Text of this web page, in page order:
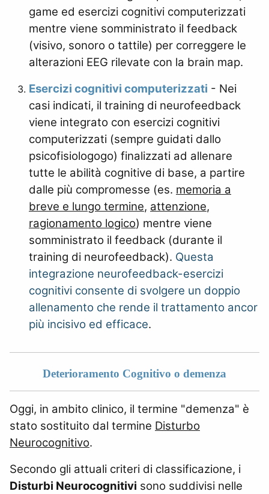
game ed esercizi cognitivi computerizzati
mentre viene somministrato il feedback
(visivo, sonoro o tattile) per correggere le
alterazioni EEG rilevate con la brain map.
Esercizi cognitivi computerizzati - Nei
casi indicati, il training di neurofeedback
viene integrato con esercizi cognitivi
computerizzati (sempre guidati dallo
psicofisiologogo) finalizzati ad allenare
tutte le abilità cognitive di base, a partire
dalle più compromesse (es. memoria a
breve e lungo termine, attenzione,
ragionamento logico) mentre viene
somministrato il feedback (durante il
training di neurofeedback). Questa
integrazione neurofeedback-esercizi
cognitivi consente di svolgere un doppio
allenamento che rende il trattamento ancor
più incisivo ed efficace.
Deterioramento Cognitivo o demenza
Oggi, in ambito clinico, il termine "demenza" è
stato sostituito dal termine Disturbo
Neurocognitivo.
Secondo gli attuali criteri di classificazione, i
Disturbi Neurocognitivi sono suddivisi nelle